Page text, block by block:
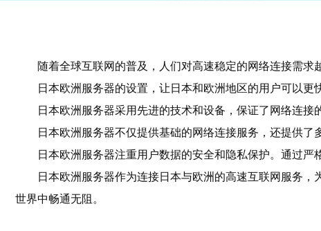
随着全球互联网的普及，人们对高速稳定的网络连接需
日本欧洲服务器的设置，让日本和欧洲地区的用户可以
日本欧洲服务器采用先进的技术和设备，保证了网络连
日本欧洲服务器不仅提供基础的网络连接服务，还提供
日本欧洲服务器注重用户数据的安全和隐私保护。通过
日本欧洲服务器作为连接日本与欧洲的高速互联网服务
世界中畅通无阻。